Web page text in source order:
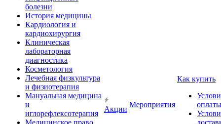
болезни
История медицины
Кардиология и
кардиохирургия
Клиническая
лабораторная
диагностика
Косметология
Лечебная физкультура
и физиотерапия
Мануальная медицина
и
иглорефлексотерапия
Медицинское право
Акции
Мероприятия
Как купить
оплаты